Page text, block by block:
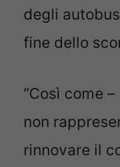
degli
fine dello
“Così come
non
rinnovare il